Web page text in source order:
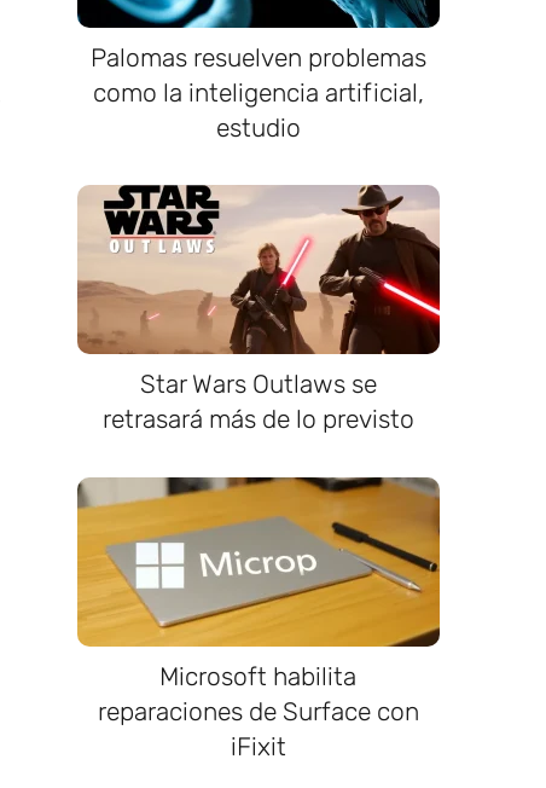
Palomas resuelven problemas
como la inteligencia artificial,
estudio
Star Wars Outlaws se
retrasará más de lo previsto
Microsoft habilita
reparaciones de Surface con
iFixit